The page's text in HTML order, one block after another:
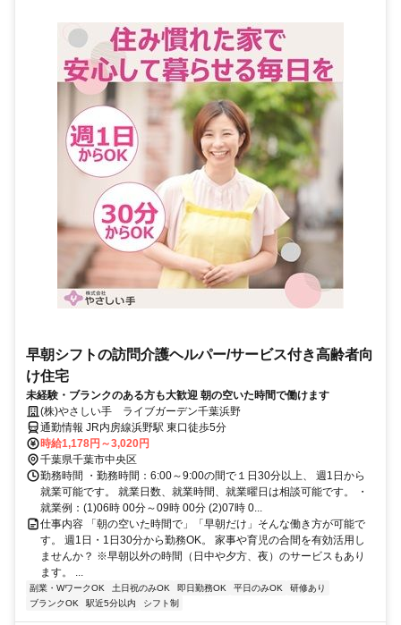
早朝シフトの訪問介護ヘルパー/サービス付き高齢者向
け住宅
未経験・ブランクのある方も大歓迎 朝の空いた時間で働けます
(株)やさしい手 ライブガーデン千葉浜野
通勤情報 JR内房線浜野駅 東口徒歩5分
時給1,178円～3,020円
千葉県千葉市中央区
勤務時間 ・勤務時間：6:00～9:00の間で１日30分以上、 週1日から
就業可能です。 就業日数、就業時間、就業曜日は相談可能です。 ・
就業例：(1)06時 00分～09時 00分 (2)07時 0...
仕事内容 「朝の空いた時間で」「早朝だけ」そんな働き方が可能で
す。 週1日・1日30分から勤務OK。 家事や育児の合間を有効活用し
ませんか？ ※早朝以外の時間（日中や夕方、夜）のサービスもあり
ます。 ...
副業・WワークOK 土日祝のみOK 即日勤務OK 平日のみOK
研修あり
ブランクOK
駅近5分以内 シフト制